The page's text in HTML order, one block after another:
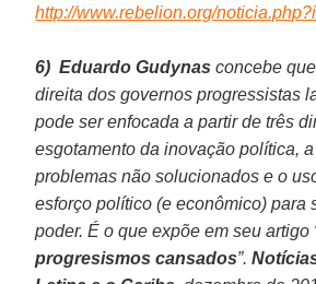
http://www.rebelion.org/
6) Eduardo Gudynas concebe
direita dos governos progressistas
pode ser enfocada a partir de três
esgotamento da inovação política,
problemas não solucionados e o
esforço político (e econômico) para
poder. É o que expõe em seu artigo
progresismos cansados”.